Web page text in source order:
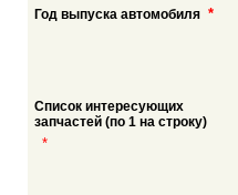
Год выпуска автомобиля *
Список интересующих
запчастей (по 1 на строку)
*